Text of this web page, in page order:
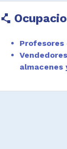
polyline
almacenes